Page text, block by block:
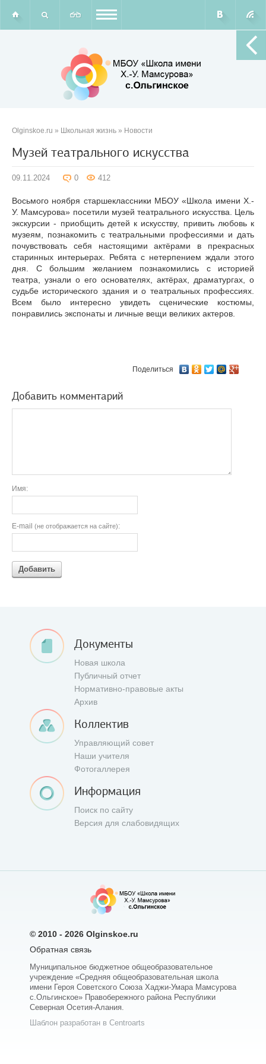
Olginskoe.ru » Школьная жизнь » Новости
Музей театрального искусства
09.11.2024 0 412
Восьмого ноября старшеклассники МБОУ «Школа имени Х.-
У. Мамсурова» посетили музей театрального искусства. Цель
экскурсии - приобщить детей к искусству, привить любовь к
музеям, познакомить с театральными профессиями и дать
почувствовать себя настоящими актёрами в прекрасных
старинных интерьерах. Ребята с нетерпением ждали этого
дня. С большим желанием познакомились с историей
театра, узнали о его основателях, актёрах, драматургах, о
судьбе исторического здания и о театральных профессиях.
Всем было интересно увидеть сценические костюмы,
понравились экспонаты и личные вещи великих актеров.
Поделиться
Добавить комментарий
Имя:
E-mail (не отображается на сайте):
Добавить
Документы
Новая школа
Публичный отчет
Нормативно-правовые акты
Архив
Коллектив
Управляющий совет
Наши учителя
Фотогаллерея
Информация
Поиск по сайту
Версия для слабовидящих
© 2010 - 2026 Olginskoe.ru
Обратная связь
Муниципальное бюджетное общеобразовательное
учреждение «Средняя общеобразовательная школа
имени Героя Советского Союза Хаджи-Умара Мамсурова
с.Ольгинское» Правобережного района Республики
Северная Осетия-Алания.
Шаблон разработан в Centroarts